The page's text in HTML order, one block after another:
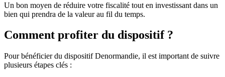
Un bon moyen de réduire votre fiscalité tout en investissant dans un
bien qui prendra de la valeur au fil du temps.
Comment profiter du dispositif ?
Pour bénéficier du dispositif Denormandie, il est important de suivre
plusieurs étapes clés :